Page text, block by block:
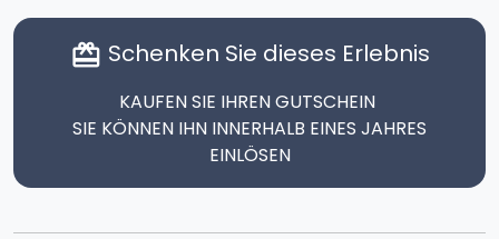
card_giftcard Schenken Sie dieses Erlebnis
KAUFEN SIE IHREN GUTSCHEIN
SIE KÖNNEN IHN INNERHALB EINES JAHRES
EINLÖSEN